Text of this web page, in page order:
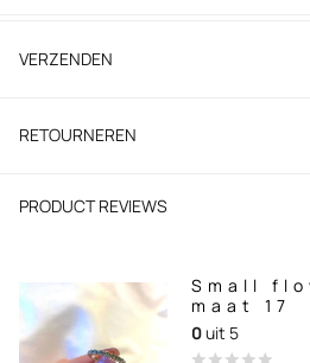
VERZENDEN
RETOURNEREN
PRODUCT REVIEWS
Small
maat 17
0uit 5